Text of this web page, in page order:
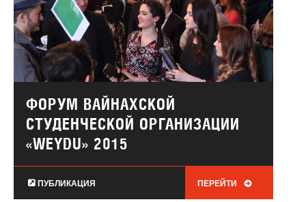
ФОРУМ ВАЙНАХСКОЙ
СТУДЕНЧЕСКОЙ ОРГАНИЗАЦИИ
«WEYDU» 2015
ПУБЛИКАЦИЯ ПЕРЕЙТИ